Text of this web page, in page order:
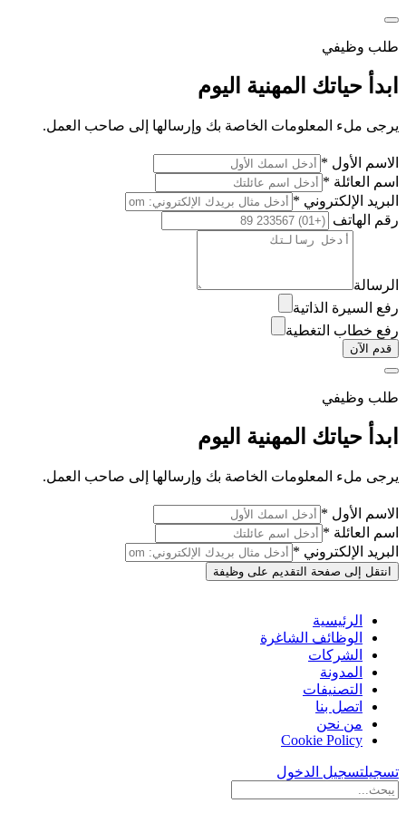
طلب وظيفي
ابدأ حياتك المهنية اليوم
يرجى ملء المعلومات الخاصة بك وإرسالها إلى صاحب العمل.
الاسم الأول *
اسم العائلة *
البريد الإلكتروني *
رقم الهاتف
الرسالة
رفع السيرة الذاتية
رفع خطاب التغطية
قدم الآن
طلب وظيفي
ابدأ حياتك المهنية اليوم
يرجى ملء المعلومات الخاصة بك وإرسالها إلى صاحب العمل.
الاسم الأول *
اسم العائلة *
البريد الإلكتروني *
انتقل إلى صفحة التقديم على وظيفة
الرئيسية
الوظائف الشاغرة
الشركات
المدونة
التصنيفات
اتصل بنا
من نحن
Cookie Policy
تسجيلتسجيل الدخول